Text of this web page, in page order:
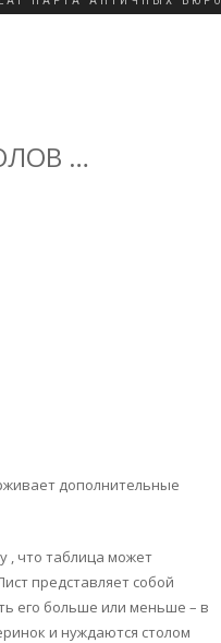
…
дополнительные
, что таблица может
представляет собой
его больше или меньше – в
и нуждаются столом